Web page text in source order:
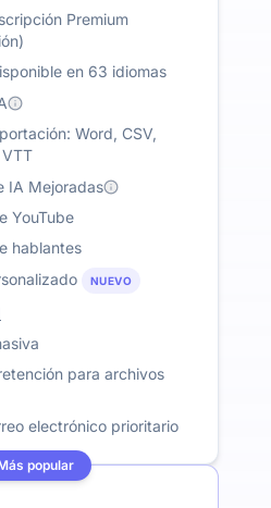
Premium
en 63 idiomas
Word, CSV,
VTT
IA Mejoradas
YouTube
hablantes
NUEVO
para archivos
electrónico prioritario
popular